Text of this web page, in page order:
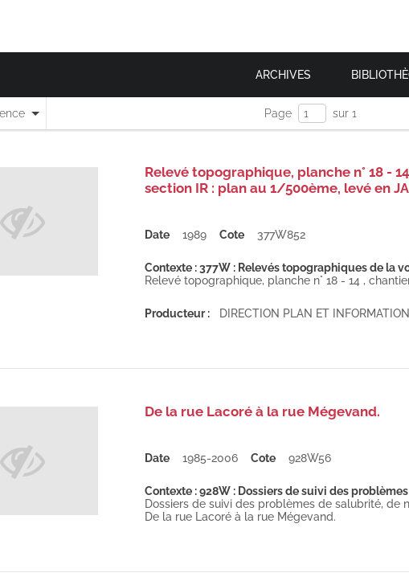
ARCHIVES
Page sur 1
Relevé topographique, planche n° 18 -
section IR : plan au 1/500ème, levé en
Date 1989 Cote 377W852
Contexte : 377W : Relevés topographiques de la
Relevé topographique, planche n° 18 - 14 ,
Producteur : DIRECTION PLAN ET
De la rue Lacoré à la rue Mégevand.
Date 1985-2006 Cote 928W56
Contexte : 928W : Dossiers de suivi des
Dossiers de suivi des problèmes de salubrité, de
De la rue Lacoré à la rue Mégevand.